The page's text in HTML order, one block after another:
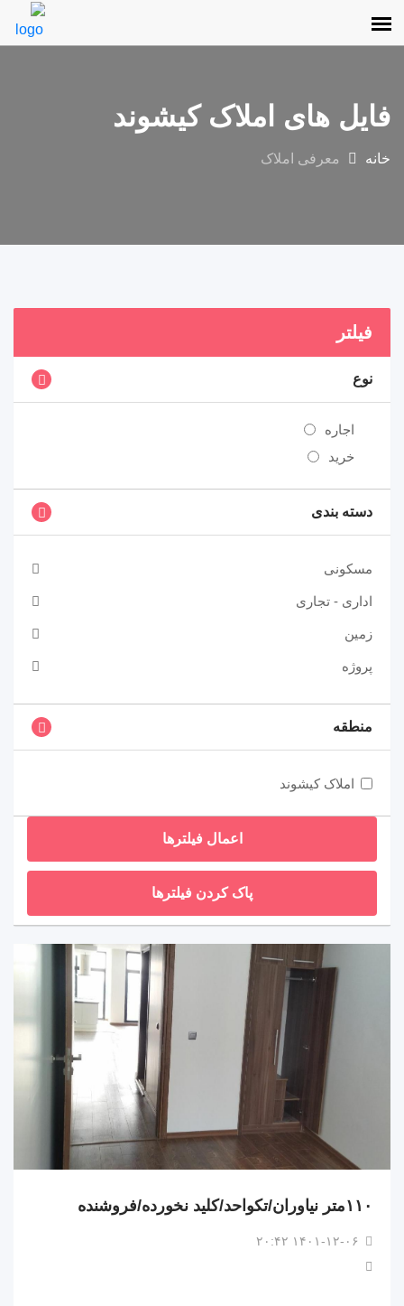
فایل های املاک کیشوند
خانه معرفی املاک
فیلتر
نوع
اجاره
خرید
دسته بندی
مسکونی
اداری - تجاری
زمین
پروژه
منطقه
املاک کیشوند
اعمال فیلترها
پاک کردن فیلترها
۱۱۰متر نیاوران/تکواحد/کلید نخورده/فروشنده
۱۴۰۱-۱۲-۰۶ ۲۰:۴۲